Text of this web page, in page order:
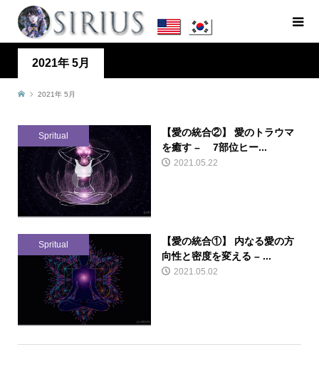
2021年 5月
2021年 5月
Spritual
【愛の統合②】 愛のトラウマ
を癒す – 7部位ヒー...
2021.05.22
Spritual
【愛の統合①】 内なる愛の方
向性と密度を変える – ...
2021.05.02